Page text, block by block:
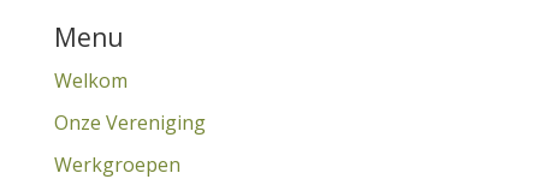
Menu
Welkom
Onze Vereniging
Werkgroepen